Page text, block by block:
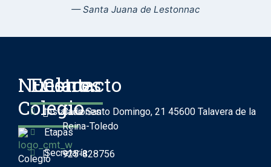
— Santa Juana de Lestonnac
Nuestro
Colegio
Colegio
Enlaces
Instalaciones
Etapas
Secretaría
Contacto
Calle Santo Domingo, 21 45600 Talavera de la
Reina-Toledo
925-828756